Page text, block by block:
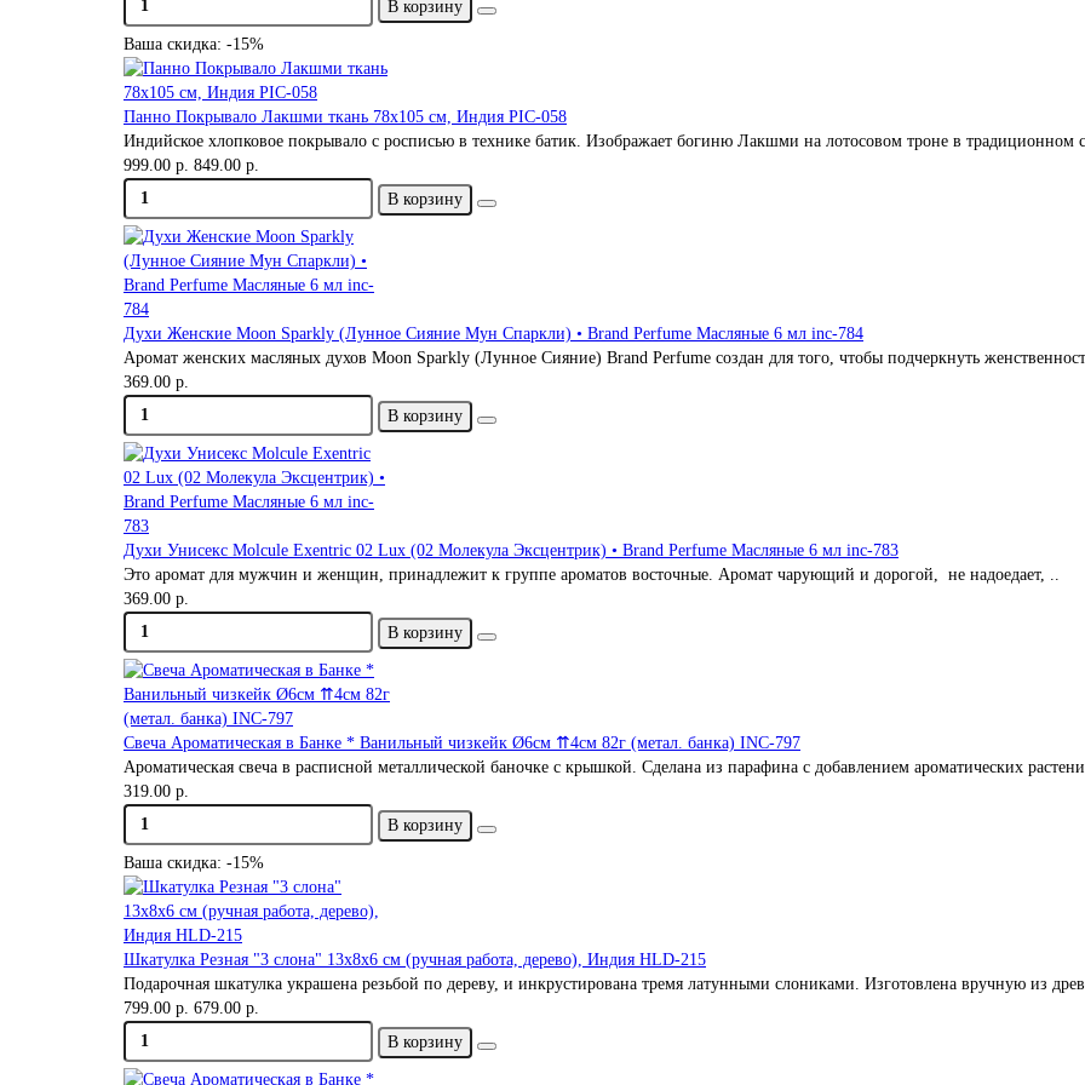
В корзину
Ваша скидка: -15%
Панно Покрывало Лакшми ткань 78х105 см, Индия PIC-058
Индийское хлопковое покрывало с росписью в технике батик. Изображает богиню Лакшми на лотосовом троне в традиционном
999.00 р. 849.00 р.
В корзину
Духи Женские Moon Sparklу (Лунное Сияние Мун Спаркли) • Brand Perfume Масляные 6 мл inc-784
Аромат женских масляных духов Moon Sparklу (Лунное Сияние) Brand Perfume создан для того, чтобы подчеркнуть
369.00 р.
В корзину
Духи Унисекс Molcule Exentric 02 Lux (02 Молекула Эксцентрик) • Brand Perfume Масляные 6 мл inc-783
Это аромат для мужчин и женщин, принадлежит к группе ароматов восточные. Аромат чарующий и дорогой, не надоедает, ..
369.00 р.
В корзину
Свеча Ароматическая в Банке * Ванильный чизкейк Ø6см ⇈4cм 82г (метал. банка) INC-797
Ароматическая свеча в расписной металлической баночке с крышкой. Сделана из парафина с добавлением ароматических
319.00 р.
В корзину
Ваша скидка: -15%
Шкатулка Резная "3 слона" 13х8х6 см (ручная работа, дерево), Индия HLD-215
Подарочная шкатулка украшена резьбой по дереву, и инкрустирована тремя латунными слониками. Изготовлена вручную из
799.00 р. 679.00 р.
В корзину